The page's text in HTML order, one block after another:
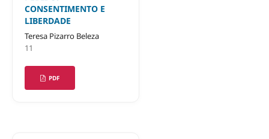
CONSENTIMENTO E
LIBERDADE
Teresa Pizarro Beleza
11
PDF